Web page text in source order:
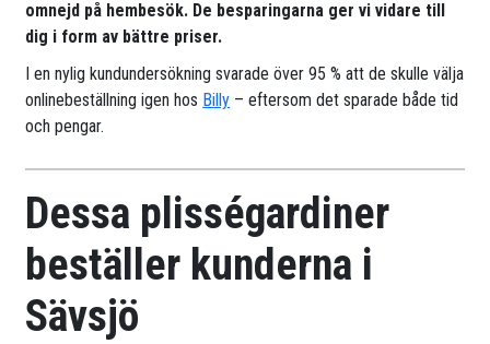
omnejd på hembesök. De besparingarna ger vi vidare till
dig i form av bättre priser.
I en nylig kundundersökning svarade över 95 % att de skulle välja
onlinebeställning igen hos Billy – eftersom det sparade både tid
och pengar.
Dessa plisségardiner
beställer kunderna i
Sävsjö